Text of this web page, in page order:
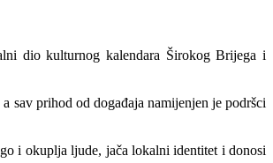
dio kulturnog kalendara Širokog Brijega i
sav prihod od događaja namijenjen je podršci
i okuplja ljude, jača lokalni identitet i donosi